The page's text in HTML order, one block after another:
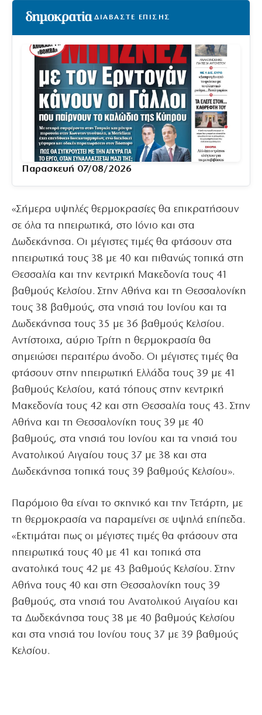
ΔΙΑΒΑΣΤΕ ΕΠΙΣΗΣ
Παρασκευή 07/08/2026
«Σήμερα υψηλές θερμοκρασίες θα επικρατήσουν
σε όλα τα ηπειρωτικά, στο Ιόνιο και στα
Δωδεκάνησα. Οι μέγιστες τιμές θα φτάσουν στα
ηπειρωτικά τους 38 με 40 και πιθανώς τοπικά στη
Θεσσαλία και την κεντρική Μακεδονία τους 41
βαθμούς Κελσίου. Στην Αθήνα και τη Θεσσαλονίκη
τους 38 βαθμούς, στα νησιά του Ιονίου και τα
Δωδεκάνησα τους 35 με 36 βαθμούς Κελσίου.
Αντίστοιχα, αύριο Τρίτη η θερμοκρασία θα
σημειώσει περαιτέρω άνοδο. Οι μέγιστες τιμές θα
φτάσουν στην ηπειρωτική Ελλάδα τους 39 με 41
βαθμούς Κελσίου, κατά τόπους στην κεντρική
Μακεδονία τους 42 και στη Θεσσαλία τους 43. Στην
Αθήνα και τη Θεσσαλονίκη τους 39 με 40
βαθμούς, στα νησιά του Ιονίου και τα νησιά του
Ανατολικού Αιγαίου τους 37 με 38 και στα
Δωδεκάνησα τοπικά τους 39 βαθμούς Κελσίου».
Παρόμοιο θα είναι το σκηνικό και την Τετάρτη, με
τη θερμοκρασία να παραμείνει σε υψηλά επίπεδα.
«Εκτιμάται πως οι μέγιστες τιμές θα φτάσουν στα
ηπειρωτικά τους 40 με 41 και τοπικά στα
ανατολικά τους 42 με 43 βαθμούς Κελσίου. Στην
Αθήνα τους 40 και στη Θεσσαλονίκη τους 39
βαθμούς, στα νησιά του Ανατολικού Αιγαίου και
τα Δωδεκάνησα τους 38 με 40 βαθμούς Κελσίου
και στα νησιά του Ιονίου τους 37 με 39 βαθμούς
Κελσίου.